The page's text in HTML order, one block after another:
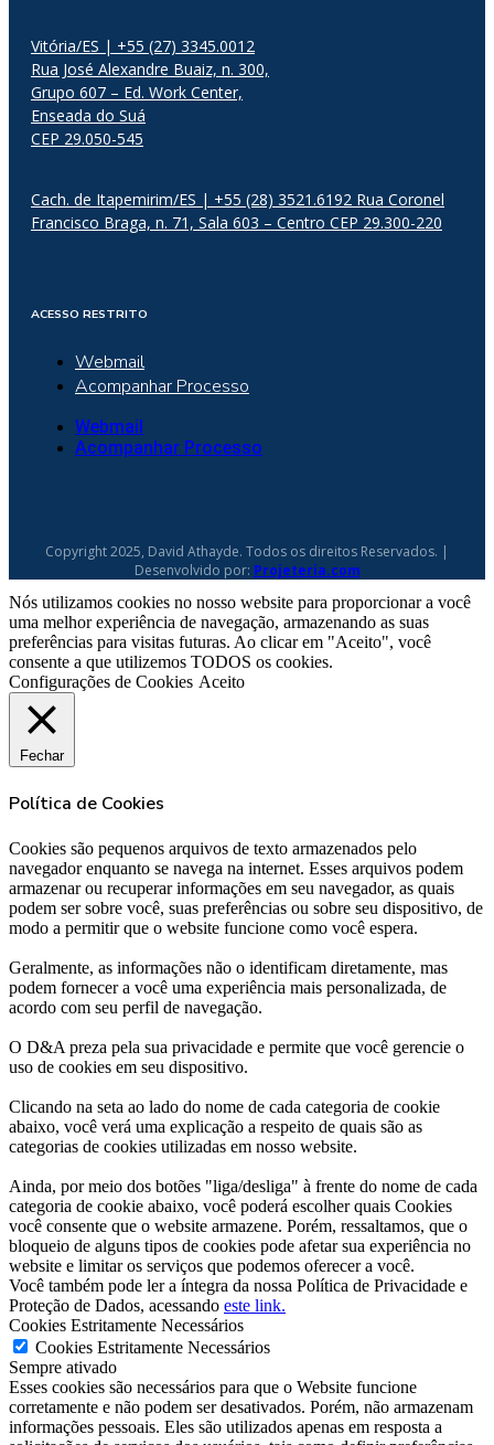
Vitória/ES | +55 (27) 3345.0012
Rua José Alexandre Buaiz, n. 300,
Grupo 607 – Ed. Work Center,
Enseada do Suá
CEP 29.050-545
Cach. de Itapemirim/ES | +55 (28) 3521.6192 Rua Coronel
Francisco Braga, n. 71, Sala 603 – Centro CEP 29.300-220
ACESSO RESTRITO
Webmail
Acompanhar Processo
Webmail
Acompanhar Processo
Copyright 2025, David Athayde. Todos os direitos Reservados. |
Desenvolvido por: Projeteria.com
Nós utilizamos cookies no nosso website para proporcionar a você
uma melhor experiência de navegação, armazenando as suas
preferências para visitas futuras. Ao clicar em "Aceito", você
consente a que utilizemos TODOS os cookies.
Configurações de Cookies Aceito
Fechar
Política de Cookies
Cookies são pequenos arquivos de texto armazenados pelo
navegador enquanto se navega na internet. Esses arquivos podem
armazenar ou recuperar informações em seu navegador, as quais
podem ser sobre você, suas preferências ou sobre seu dispositivo, de
modo a permitir que o website funcione como você espera.
Geralmente, as informações não o identificam diretamente, mas
podem fornecer a você uma experiência mais personalizada, de
acordo com seu perfil de navegação.
O D&A preza pela sua privacidade e permite que você gerencie o
uso de cookies em seu dispositivo.
Clicando na seta ao lado do nome de cada categoria de cookie
abaixo, você verá uma explicação a respeito de quais são as
categorias de cookies utilizadas em nosso website.
Ainda, por meio dos botões "liga/desliga" à frente do nome de cada
categoria de cookie abaixo, você poderá escolher quais Cookies
você consente que o website armazene. Porém, ressaltamos, que o
bloqueio de alguns tipos de cookies pode afetar sua experiência no
website e limitar os serviços que podemos oferecer a você.
Você também pode ler a íntegra da nossa Política de Privacidade e
Proteção de Dados, acessando este link.
Cookies Estritamente Necessários
Cookies Estritamente Necessários
Sempre ativado
Esses cookies são necessários para que o Website funcione
corretamente e não podem ser desativados. Porém, não armazenam
informações pessoais. Eles são utilizados apenas em resposta a